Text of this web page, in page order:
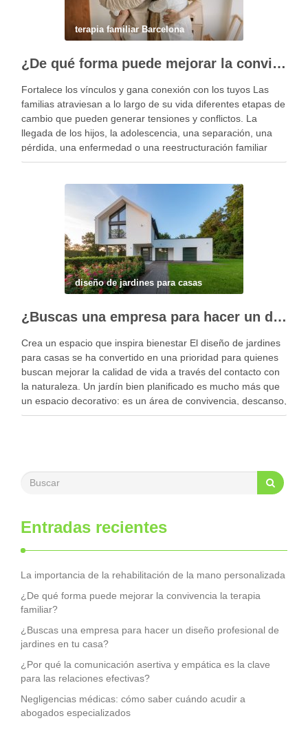
terapia familiar Barcelona
¿De qué forma puede mejorar la convivencia la terapia familiar?
Fortalece los vínculos y gana conexión con los tuyos Las
familias atraviesan a lo largo de su vida diferentes etapas de
cambio que pueden generar tensiones y conflictos. La
llegada de los hijos, la adolescencia, una separación, una
pérdida, una enfermedad o una reestructuración familiar
pueden alterar el equilibrio del …
diseño de jardines para casas
¿Buscas una empresa para hacer un diseño profesional de jardines en tu casa?
Crea un espacio que inspira bienestar El diseño de jardines
para casas se ha convertido en una prioridad para quienes
buscan mejorar la calidad de vida a través del contacto con
la naturaleza. Un jardín bien planificado es mucho más que
un espacio decorativo: es un área de convivencia, descanso,
…
Entradas recientes
La importancia de la rehabilitación de la mano personalizada
¿De qué forma puede mejorar la convivencia la terapia
familiar?
¿Buscas una empresa para hacer un diseño profesional de
jardines en tu casa?
¿Por qué la comunicación asertiva y empática es la clave
para las relaciones efectivas?
Negligencias médicas: cómo saber cuándo acudir a
abogados especializados